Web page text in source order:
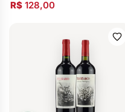
R$ 128,00